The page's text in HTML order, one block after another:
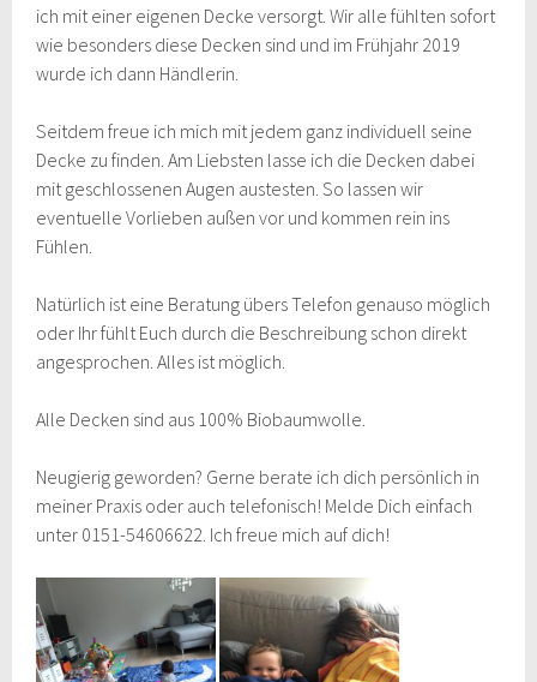
ich mit einer eigenen Decke versorgt. Wir alle fühlten sofort
wie besonders diese Decken sind und im Frühjahr 2019
wurde ich dann Händlerin.
Seitdem freue ich mich mit jedem ganz individuell seine
Decke zu finden. Am Liebsten lasse ich die Decken dabei
mit geschlossenen Augen austesten. So lassen wir
eventuelle Vorlieben außen vor und kommen rein ins
Fühlen.
Natürlich ist eine Beratung übers Telefon genauso möglich
oder Ihr fühlt Euch durch die Beschreibung schon direkt
angesprochen. Alles ist möglich.
Alle Decken sind aus 100% Biobaumwolle.
Neugierig geworden? Gerne berate ich dich persönlich in
meiner Praxis oder auch telefonisch! Melde Dich einfach
unter 0151-54606622. Ich freue mich auf dich!